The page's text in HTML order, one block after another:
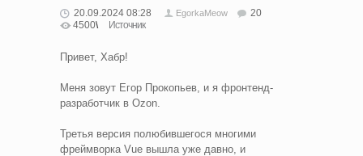
20.09.2024 08:28 EgorkaMeow
20
4500
Источник
Привет, Хабр!
Меня зовут Егор Прокопьев, и я фронтенд-
разработчик в Ozon.
Третья версия полюбившегося многими
фреймворка Vue вышла уже давно, и